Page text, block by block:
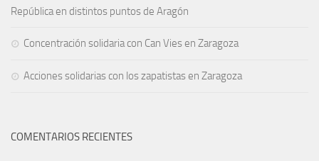
República en distintos puntos de Aragón
Concentración solidaria con Can Vies en Zaragoza
Acciones solidarias con los zapatistas en Zaragoza
COMENTARIOS RECIENTES